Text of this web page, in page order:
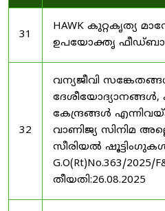
31
HAWK കുറ്റകൃത്യ
ഉപയോക്തൃ
32
വന്യജീവി
കേന്ദ്രങ്ങൾ
വാണിജ്യ സിനിമ
സീരിയൽ
G.O(Rt)No.363/2025/
തീയതി:26.08.2025